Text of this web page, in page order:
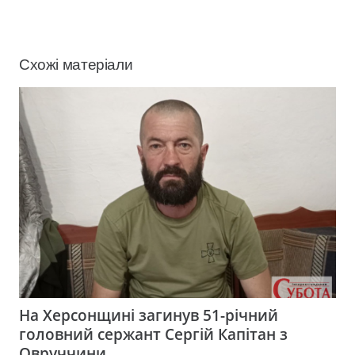
Схожі матеріали
На Херсонщині загинув 51-річний
головний сержант Сергій Капітан з